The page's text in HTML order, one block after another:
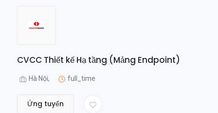
CVCC Thiết kế Hạ tầng (Mảng Endpoint)
Hà Nội, full_time
Ứng tuyển